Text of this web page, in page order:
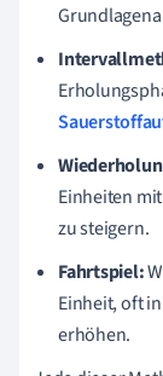
Einheiten
zu steigern.
Fahrtspiel:
Einheit, oft
erhöhen.